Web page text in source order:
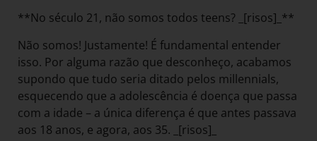
**No século 21, não somos todos teens? _[risos]_**
Não somos! Justamente! É fundamental entender
isso. Por alguma razão que desconheço, acabamos
supondo que tudo seria ditado pelos millennials,
esquecendo que a adolescência é doença que passa
com a idade – a única diferença é que antes passava
aos 18 anos, e agora, aos 35. _[risos]_